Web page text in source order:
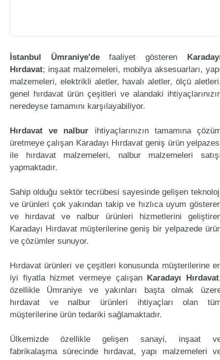
İstanbul Ümraniye'defaaliyet gösteren
Hırdavat; inşaat malzemeleri, mobilya aksesuarları,
malzemeleri, elektrikli aletler, havalı aletler, ölçü
genel hırdavat ürün çeşitleri ve alandaki
neredeyse tamamını karşılayabiliyor.
Hırdavat ve nalbur ihtiyaçlarınızın tamamına
üretmeye çalışan Karadayı Hırdavat geniş ürün
ile hırdavat malzemeleri, nalbur malzemeleri
yapmaktadır.
Sahip olduğu sektör tecrübesi sayesinde gelişen
ve ürünleri çok yakından takip ve hızlıca uyum
ve hırdavat ve nalbur ürünleri hizmetlerini
Karadayı Hırdavat müşterilerine geniş bir yelpazede
ve çözümler sunuyor.
Hırdavat ürünleri ve çeşitleri konusunda müşterilerine
iyi fiyatla hizmet vermeye çalışan Karadayı Hırdavat
özellikle Ümraniye ve yakınları başta olmak
hırdavat ve nalbur ürünleri ihtiyaçları olan
müşterilerine ürün tedariki sağlamaktadır.
Ülkemizde özellikle gelişen sanayi, inşaat
fabrikalaşma sürecinde hırdavat, yapı malzemeleri